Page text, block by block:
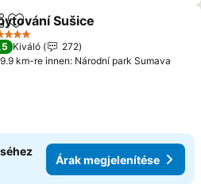
Hozzáadás a kedvencekhez
Sušice
Kiváló
272
9.9 km-re innen: Národní park Sumava
Árak megjelenítése